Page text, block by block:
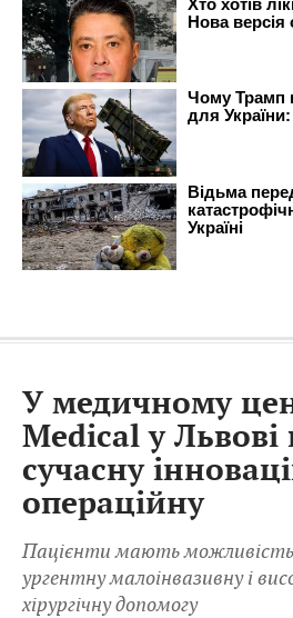
У медичному
Medical у Львові
сучасну
операційну
Пацієнти мають
ургентну малоінвазивну і
хірургічну допомогу